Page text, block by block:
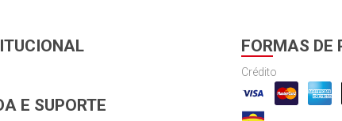
E SUPORTE
FORMAS DE
Crédito